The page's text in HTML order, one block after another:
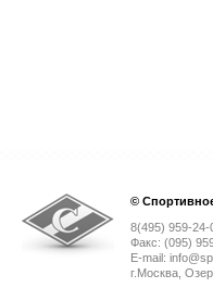
©
8(495) 959-24-
Факс: (095)
E-mail:
г.Москва,